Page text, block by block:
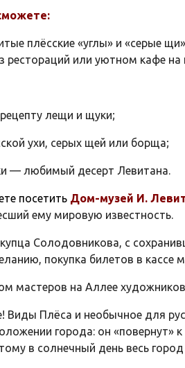
плёсские «углы» и «серые
рестораций или уютном кафе на
лещи и щуки;
ухи, серых щей или борща;
— любимый десерт Левитана.
посетить Дом-музей И.
ему мировую известность.
Солодовникова, с
покупка билетов в кассе
мастеров на Аллее
Виды Плёса и необычное для
города: он
в солнечный день весь